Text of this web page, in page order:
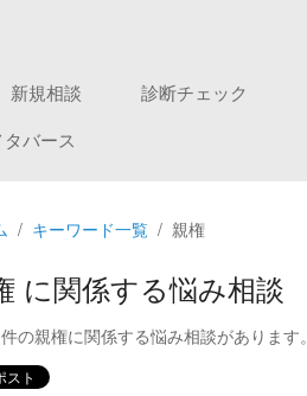
新規相談 診断チェック
バース
キーワード一覧 親権
に関係する悩み相談
の親権に関係する悩み相談があります。